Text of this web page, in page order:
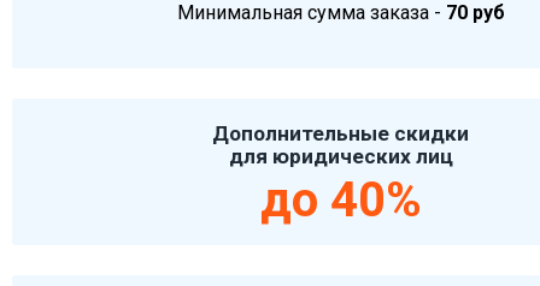
Минимальная сумма заказа - 70 руб
Дополнительные скидки
для юридических лиц
до 40%